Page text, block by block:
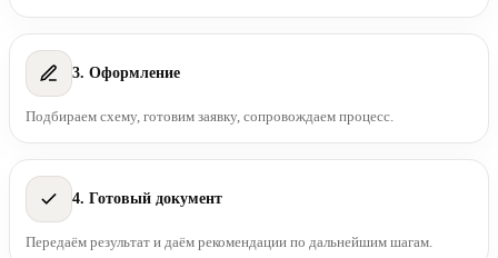
3. Оформление
Подбираем схему, готовим заявку, сопровождаем процесс.
4. Готовый документ
Передаём результат и даём рекомендации по дальнейшим шагам.